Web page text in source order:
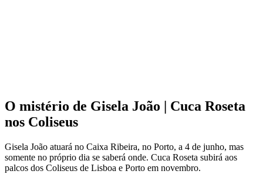
O mistério de Gisela João | Cuca Roseta
nos Coliseus
Gisela João atuará no Caixa Ribeira, no Porto, a 4 de junho, mas
somente no próprio dia se saberá onde. Cuca Roseta subirá aos
palcos dos Coliseus de Lisboa e Porto em novembro.